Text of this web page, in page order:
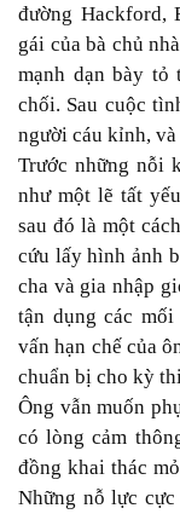
đường
gái của bà chủ
mạnh dạn bày tỏ
chối. Sau cuộc
người cáu kỉnh,
Trước những nỗi
như một lẽ tất
sau đó là một
cứu lấy hình ảnh
cha và gia nhập
tận dụng các
vấn hạn chế của
chuẩn bị cho kỳ
Ông vẫn muốn
có lòng cảm
đồng khai thác
Những nỗ lực cực